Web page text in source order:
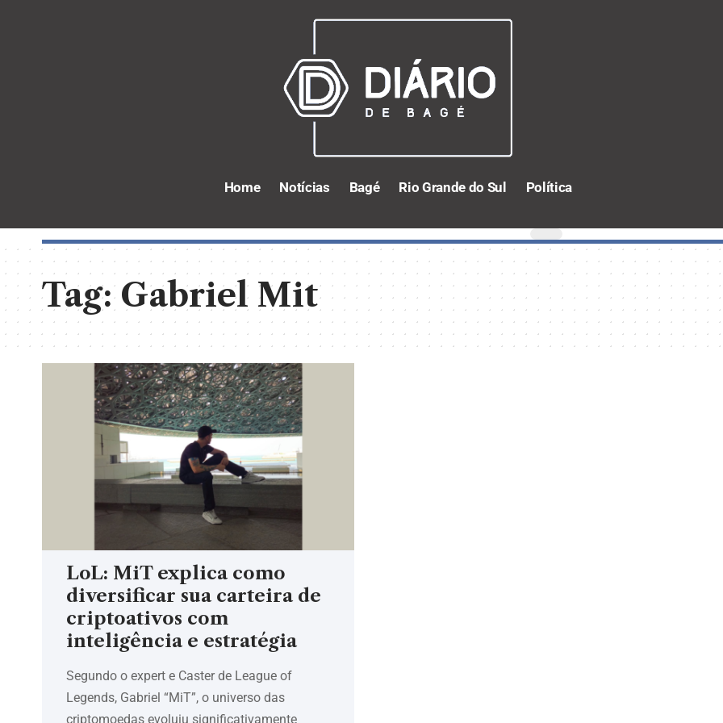
Home Notícias Bagé Rio Grande do Sul Política
Tag:Gabriel Mit
LoL: MiT explica como
diversificar sua carteira de
criptoativos com
inteligência e estratégia
Segundo o expert e Caster de League of
Legends, Gabriel “MiT”, o universo das
criptomoedas evoluiu significativamente